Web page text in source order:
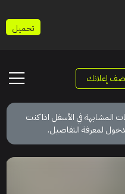
إعلانك
المشابهة في الأسفل اذا كنت
لمعرفة التفاصيل.
تحميل